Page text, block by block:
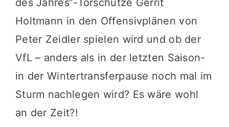
Holtmann in den Offensivplänen von
Peter Zeidler spielen wird und ob der
VfL – anders als in der letzten Saison-
in der Wintertransferpause noch mal im
Sturm nachlegen wird? Es wäre wohl
an der Zeit?!